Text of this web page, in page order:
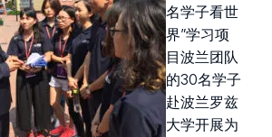
名学子看世
界”学习项
目波兰团队
的30名学子
赴波兰罗兹
大学开展为